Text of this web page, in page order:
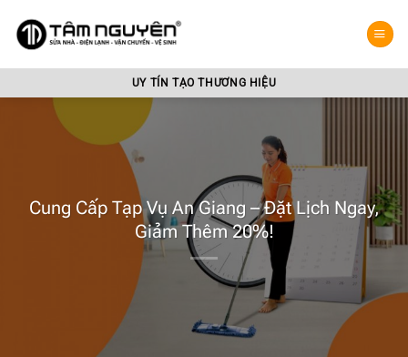
qua
dung
UY TÍN TẠO THƯƠNG HIỆU
Cung Cấp Tạp Vụ An Giang – Đặt Lịch Ngay,
Giảm Thêm 20%!